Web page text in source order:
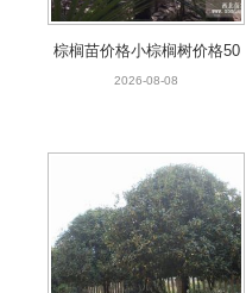
棕榈苗价格小棕榈树价格50
公分高棕榈苗便宜卖棕榈树
2026-08-08